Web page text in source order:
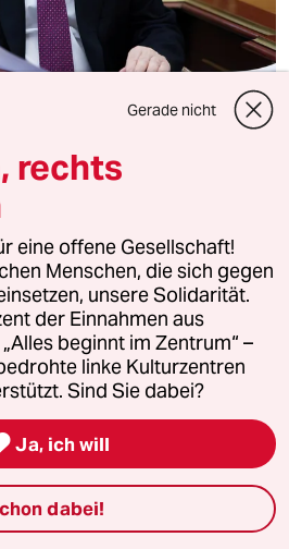
Ukraine
soll im
gewesen sein. Bei einer
Gerade nicht
rechts
eine offene Gesellschaft!
Menschen, die sich gegen
unsere Solidarität.
der Einnahmen aus
beginnt im Zentrum“ –
linke Kulturzentren
Sind Sie dabei?
Ja, ich will
dabei!